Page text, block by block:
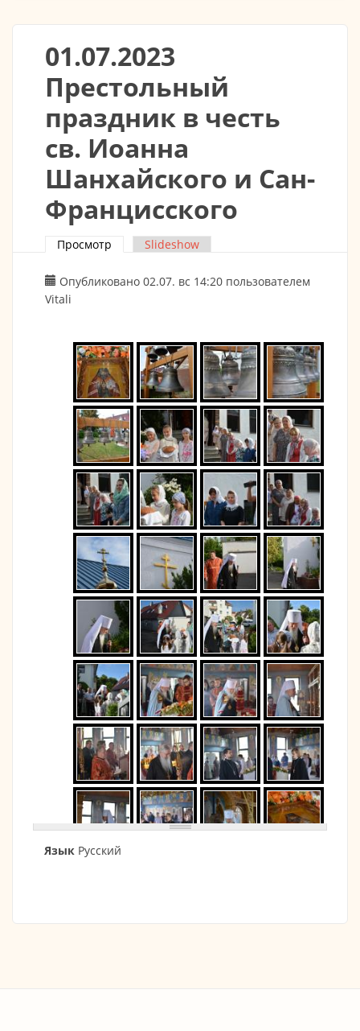
01.07.2023
Престольный
праздник в честь
св. Иоанна
Шанхайского и Сан-
Францисского
Главные вкладки
Просмотр (активная вкладка)
Slideshow
Опубликовано 02.07. вс 14:20 пользователем
Vitali
Язык Русский